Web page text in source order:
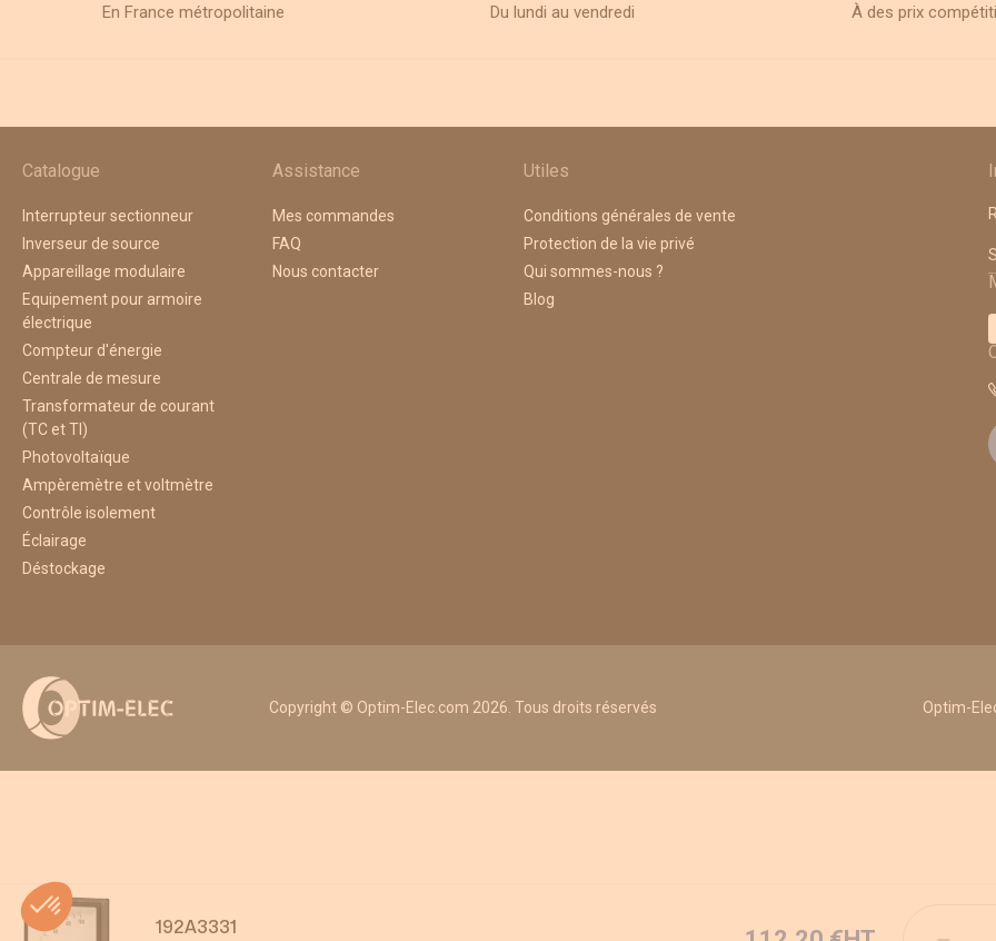
En France métropolitaine Du lundi au vendredi À des prix
Catalogue
Interrupteur sectionneur
Inverseur de source
Appareillage modulaire
Equipement pour armoire
électrique
Compteur d'énergie
Centrale de mesure
Transformateur de courant
(TC et TI)
Photovoltaïque
Ampèremètre et voltmètre
Contrôle isolement
Éclairage
Déstockage
Assistance
Mes commandes
FAQ
Nous contacter
Utiles
Conditions générales de vente
Protection de la vie privé
Qui sommes-nous ?
Blog
Copyright © Optim-Elec.com 2026. Tous droits réservés Optim-
192A3331